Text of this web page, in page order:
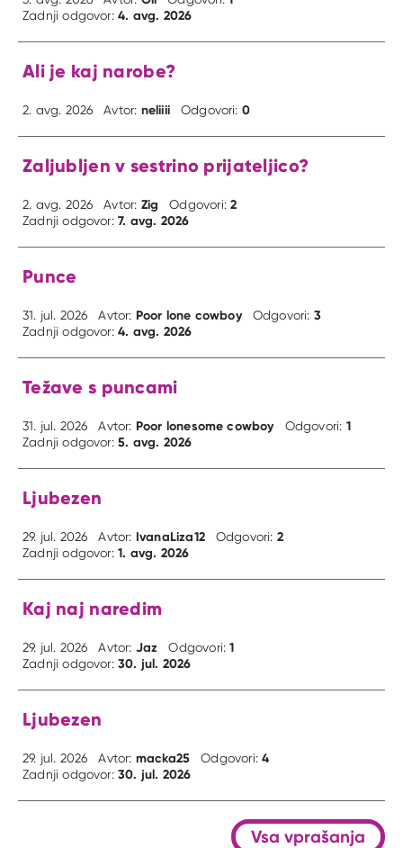
Zadnji odgovor:4. avg. 2026
Ali je kaj narobe?
2. avg. 2026 Avtor: neliiii Odgovori: 0
Zaljubljen v sestrino prijateljico?
2. avg. 2026 Avtor: Zig Odgovori:2
Zadnji odgovor:7. avg. 2026
Punce
31. jul. 2026 Avtor: Poor lone cowboy Odgovori: 3
Zadnji odgovor:4. avg. 2026
Težave s puncami
31. jul. 2026 Avtor: Poor lonesome cowboy Odgovori: 1
Zadnji odgovor:5. avg. 2026
Ljubezen
29. jul. 2026 Avtor: IvanaLiza12 Odgovori: 2
Zadnji odgovor:1. avg. 2026
Kaj naj naredim
29. jul. 2026 Avtor: Jaz Odgovori:1
Zadnji odgovor:30. jul. 2026
Ljubezen
29. jul. 2026 Avtor: macka25 Odgovori:4
Zadnji odgovor:30. jul. 2026
Vsa vprašanja